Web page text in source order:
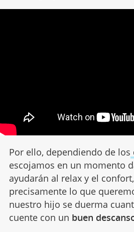
Por ello, dependiendo de los
escojamos en un momento
ayudarán al relax y el
precisamente lo que
nuestro hijo se duerma
cuente con un buen